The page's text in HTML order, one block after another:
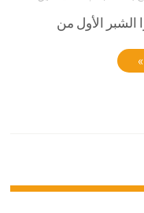
الشبر الأول من